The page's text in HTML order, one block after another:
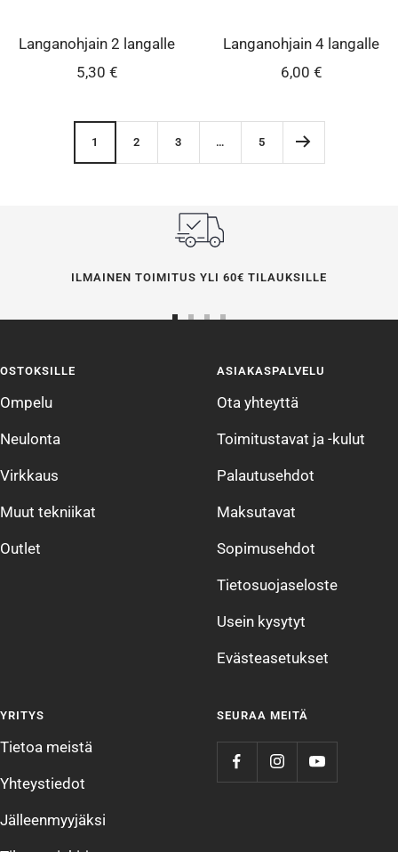
Langanohjain 2 langalle
Alennushinta
5,30 €
Langanohjain 4 langalle
Alennushinta
6,00 €
1 2 3 … 5
ILMAINEN TOIMITUS YLI 60€ TILAUKSILLE
4
OSTOKSILLE
Ompelu
Neulonta
Virkkaus
Muut tekniikat
Outlet
ASIAKASPALVELU
Ota yhteyttä
Toimitustavat ja -kulut
Palautusehdot
Maksutavat
Sopimusehdot
Tietosuojaseloste
Usein kysytyt
Evästeasetukset
YRITYS
Tietoa meistä
Yhteystiedot
Jälleenmyyjäksi
SEURAA MEITÄ